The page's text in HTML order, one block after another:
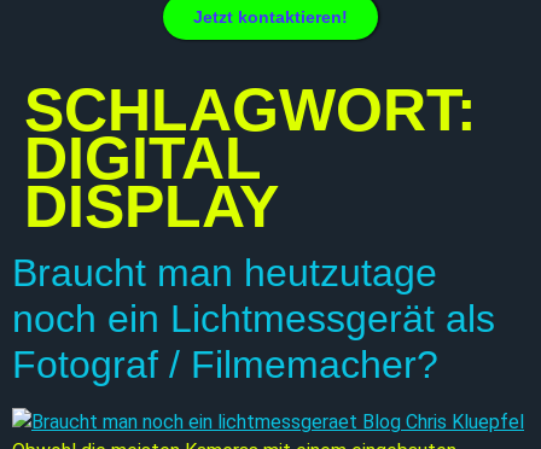
Jetzt kontaktieren!
SCHLAGWORT:
DIGITAL
DISPLAY
Braucht man heutzutage
noch ein Lichtmessgerät als
Fotograf / Filmemacher?